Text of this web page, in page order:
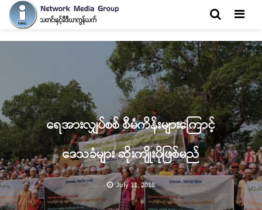
ရေအားလျှပ်စစ် စီမံကိန်းများကြောင့်
ဒေသခံများ ဆိုးကျိုးပိုဖြစ်မည်
July 11, 2018